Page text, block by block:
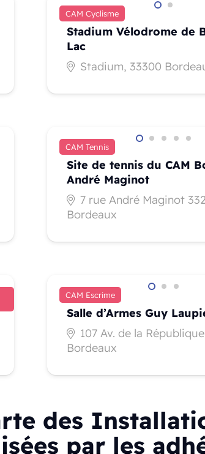
CAM Cyclisme
Stadium Vélodrome de
Lac
Stadium, 33300
CAM Tennis
Site de tennis du CAM
André Maginot
7 rue André Maginot
Bordeaux
CAM Escrime
Salle d’Armes Guy
107 Av. de la
Bordeaux
des
par les